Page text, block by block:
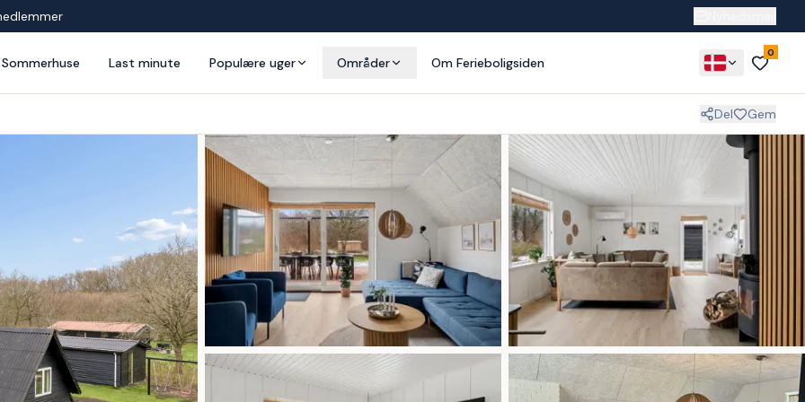
Sommerhuse Last minute Populære uger Områder Om Ferieboligsiden
0
Del Gem